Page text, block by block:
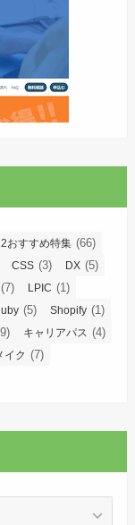
おすすめ特集 (66)
CSS (3) DX (5)
LPIC (1)
(5) Shopify (1)
キャリアパス (4)
イク (7)